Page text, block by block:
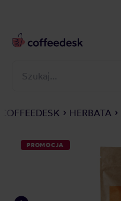
COFFEEDESK HERBATA
PROMOCJA